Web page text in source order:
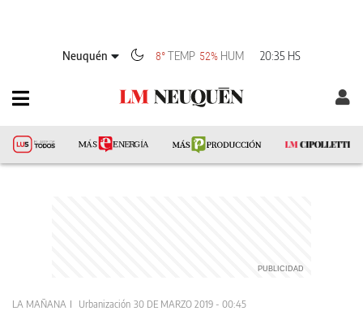
Neuquén 8°TEMP 52% HUM 20:35 HS
LA MAÑANA Urbanización 30 DE MARZO 2019 - 00:45